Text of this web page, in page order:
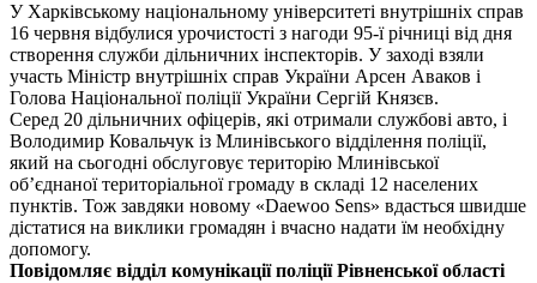
У Харківському національному університеті внутрішніх справ
16 червня відбулися урочистості з нагоди 95-ї річниці від дня
створення служби дільничних інспекторів. У заході взяли
участь Міністр внутрішніх справ України Арсен Аваков і
Голова Національної поліції України Сергій Князєв.
Серед 20 дільничних офіцерів, які отримали службові авто, і
Володимир Ковальчук із Млинівського відділення поліції,
який на сьогодні обслуговує територію Млинівської
об’єднаної територіальної громаду в складі 12 населених
пунктів. Тож завдяки новому «Daewoo Sens» вдасться швидше
дістатися на виклики громадян і вчасно надати їм необхідну
допомогу.
Повідомляє відділ комунікації поліції Рівненської області